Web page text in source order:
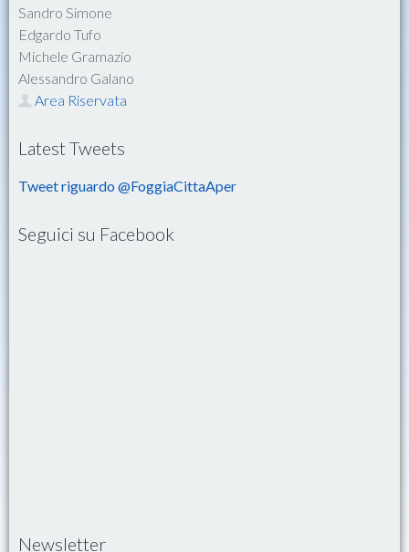
Sandro Simone
Edgardo Tufo
Michele Gramazio
Alessandro Galano
Area Riservata
Latest Tweets
Tweet riguardo @FoggiaCittaAper
Seguici su Facebook
Newsletter